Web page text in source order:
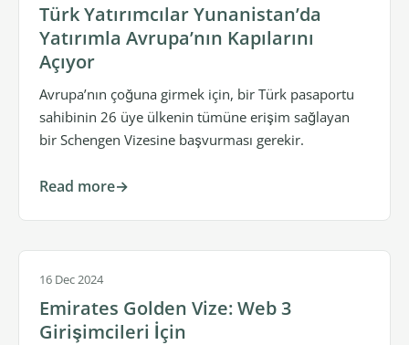
Türk Yatırımcılar Yunanistan’da
Yatırımla Avrupa’nın Kapılarını
Açıyor
Avrupa’nın çoğuna girmek için, bir Türk pasaportu
sahibinin 26 üye ülkenin tümüne erişim sağlayan
bir Schengen Vizesine başvurması gerekir.
Read more
16 Dec 2024
Emirates Golden Vize: Web 3
Girişimcileri İçin